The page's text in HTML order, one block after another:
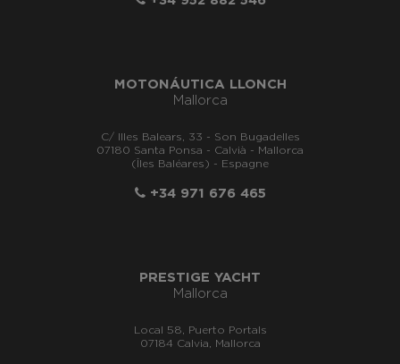
MOTONÁUTICA LLONCH
Mallorca
C/ Illes Balears, 33 - Son Bugadelles
07180 Santa Ponsa - Calvià - Mallorca
(Îles Baléares) - Espagne
+34 971 676 465
PRESTIGE YACHT
Mallorca
Local 58, Puerto Portals
07184 Calvia, Mallorca